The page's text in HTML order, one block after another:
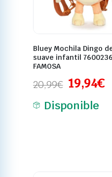
Bluey Mochila Dingo
suave infantil
FAMOSA
20,99€ 19,94€
Disponible